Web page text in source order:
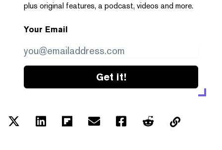
plus original features, a podcast, videos and more.
Your Email
Get it!